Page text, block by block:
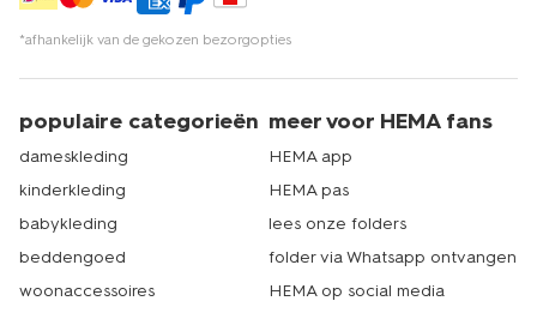
*afhankelijk van de gekozen bezorgopties
populaire categorieën
dameskleding
kinderkleding
babykleding
beddengoed
woonaccessoires
meer voor HEMA fans
HEMA app
HEMA pas
lees onze folders
folder via Whatsapp ontvangen
HEMA op social media